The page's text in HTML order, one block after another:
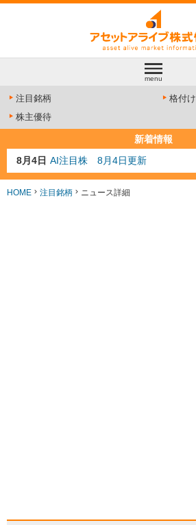
menu
注目銘柄
格付け
株主優待
新着情報
8月4日 AI注目株 8月4日更新
8月3日 人気業種注目株 8月3日更新
8月2日 金融注目株 8月2日更新
HOME 注目銘柄 ニュース詳細